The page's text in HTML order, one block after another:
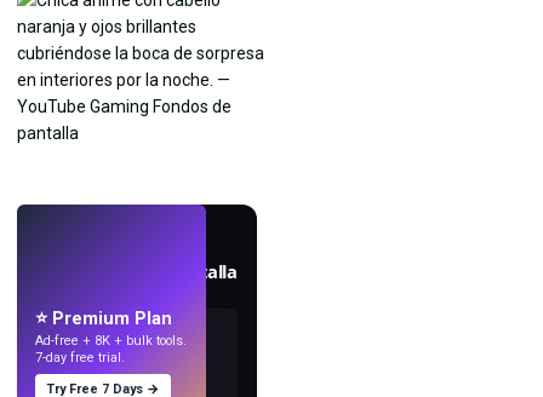
Crea fondos de pantalla
⭐ Premium Plan
Ad-free + 8K + bulk tools.
7-day free trial.
Try Free 7 Days →